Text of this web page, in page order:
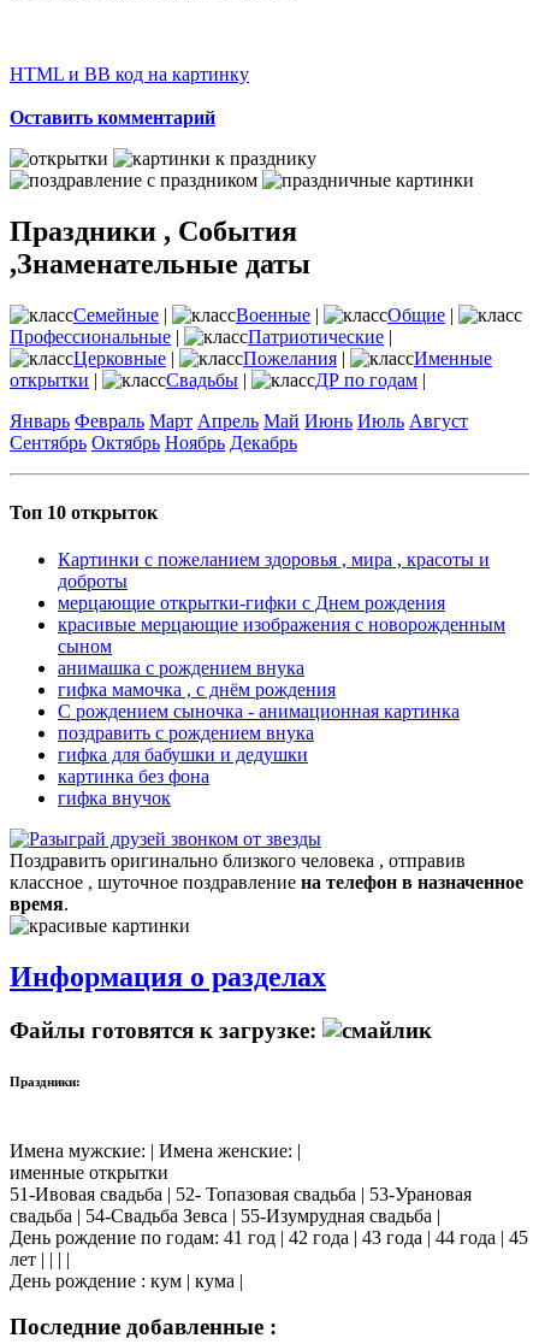
HTML и BB код на картинку
Оставить комментарий
Праздники , События
,Знаменательные даты
Семейные | Военные | Общие |
Профессиональные | Патриотические |
Церковные | Пожелания |
Именные
открытки | Свадьбы | ДР по годам |
Январь Февраль Март Апрель Май Июнь Июль Август
Сентябрь Октябрь Ноябрь Декабрь
Топ 10 открыток
Картинки с пожеланием здоровья , мира , красоты и
доброты
мерцающие открытки-гифки с Днем рождения
красивые мерцающие изображения с новорожденным
сыном
анимашка с рождением внука
гифка мамочка , с днём рождения
С рождением сыночка - анимационная картинка
поздравить с рождением внука
гифка для бабушки и дедушки
картинка без фона
гифка внучок
Поздравить оригинально близкого человека , отправив
классное , шуточное поздравление на телефон в назначенное
время.
Информация о разделах
Файлы готовятся к загрузке:
Праздники:
Имена мужские: | Имена женские: |
именные открытки
51-Ивовая свадьба | 52- Топазовая свадьба | 53-Урановая
свадьба | 54-Свадьба Зевса | 55-Изумрудная свадьба |
День рождение по годам: 41 год | 42 года | 43 года | 44 года | 45
лет | | | |
День рождение : кум | кума |
Последние добавленные :